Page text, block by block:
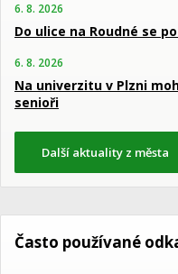
6. 8. 2026
Do ulice na Roudné se
6. 8. 2026
Na univerzitu v Plzni
senioři
Další aktuality z města
Často používané